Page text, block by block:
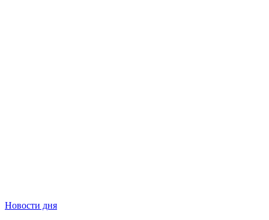
Новости дня